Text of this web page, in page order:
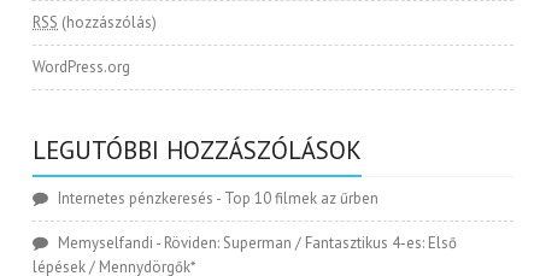
RSS (hozzászólás)
WordPress.org
LEGUTÓBBI HOZZÁSZÓLÁSOK
Internetes pénzkeresés - Top 10 filmek az űrben
Memyselfandi - Röviden: Superman / Fantasztikus 4-es: Első
lépések / Mennydörgők*